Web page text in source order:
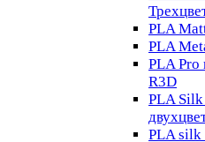
PLA
PLA
PLA Pro
R3D
PLA
PLA silk